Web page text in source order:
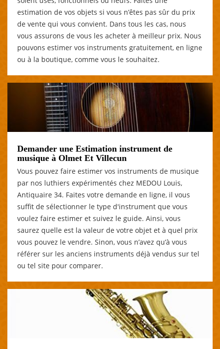
estimation de vos objets si vous n’êtes pas sûr du prix
de vente qui vous convient. Dans tous les cas, nous
vous assurons de vous les acheter à meilleur prix. Nous
pouvons estimer vos instruments gratuitement, en ligne
ou à la boutique, comme vous le souhaitez.
Demander une Estimation instrument de
musique à Olmet Et Villecun
Vous pouvez faire estimer vos instruments de musique
par nos luthiers expérimentés chez MEDOU Louis,
Antiquaire 34. Faites votre demande en ligne, il vous
suffit de sélectionner le type d'instrument que vous
voulez faire estimer et suivez le guide. Ainsi, vous
saurez quelle est la valeur de votre objet et à quel prix
vous pouvez le vendre. Sinon, vous n’avez qu’à vous
référer sur les anciens instruments déjà vendus sur tel
ou tel site pour comparer.